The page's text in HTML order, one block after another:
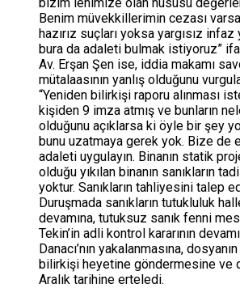
Benim müvekkillerimin cezası
hazırız suçları yoksa yargısız infaz
bura da adaleti bulmak istiyoruz”
Av. Erşan Şen ise, iddia makamı
mütalaasının yanlış olduğunu
“Yeniden bilirkişi raporu alınması
kişiden 9 imza atmış ve bunların
olduğunu açıklarsa ki öyle bir şey
bunu uzatmaya gerek yok. Bize de
adaleti uygulayın. Binanın statik
olduğu yıkılan binanın sanıkların
yoktur. Sanıkların tahliyesini talep
Duruşmada sanıkların tutukluluk
devamına, tutuksuz sanık fenni
Tekin’in adli kontrol kararının
Danacı’nın yakalanmasına,
bilirkişi heyetine göndermesine ve
Aralık tarihine erteledi.